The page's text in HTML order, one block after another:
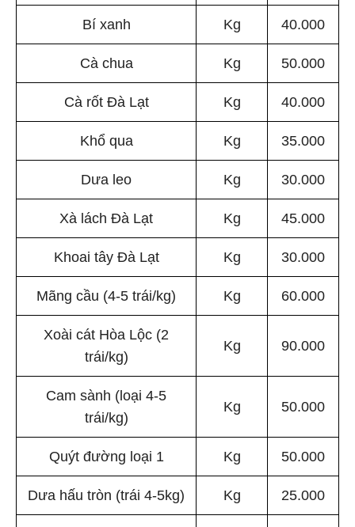
Bí xanh Kg 40.000
Cà chua Kg 50.000
Cà rốt Đà Lạt Kg 40.000
Khổ qua Kg 35.000
Dưa leo Kg 30.000
Xà lách Đà Lạt Kg 45.000
Khoai tây Đà Lạt Kg 30.000
Mãng cầu (4-5 trái/kg) Kg 60.000
Xoài cát Hòa Lộc (2
trái/kg)
Kg 90.000
Cam sành (loại 4-5
trái/kg)
Kg 50.000
Quýt đường loại 1 Kg 50.000
Dưa hấu tròn (trái 4-5kg) Kg 25.000